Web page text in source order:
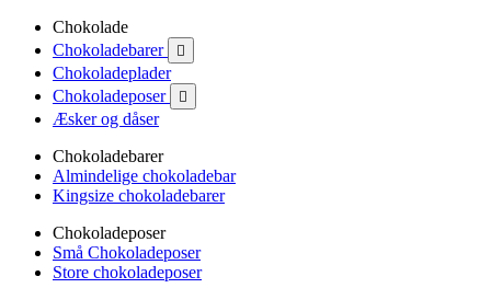
Chokolade
Chokoladebarer

Chokoladeplader
Chokoladeposer

Æsker og dåser
Chokoladebarer
Almindelige chokoladebar
Kingsize chokoladebarer
Chokoladeposer
Små Chokoladeposer
Store chokoladeposer